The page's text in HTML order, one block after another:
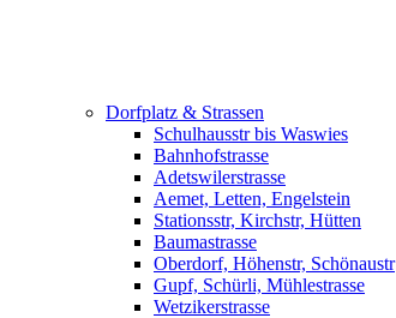
Dorfplatz & Strassen
Schulhausstr bis Waswies
Bahnhofstrasse
Adetswilerstrasse
Aemet, Letten, Engelstein
Stationsstr, Kirchstr, Hütten
Baumastrasse
Oberdorf, Höhenstr, Schönaustr
Gupf, Schürli, Mühlestrasse
Wetzikerstrasse